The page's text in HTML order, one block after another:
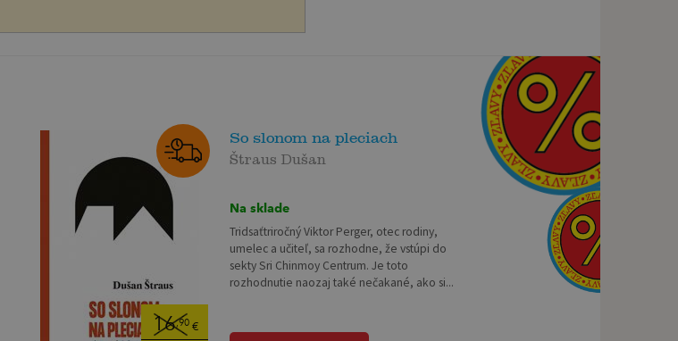
16,90€
So slonom na pleciach
Štraus Dušan
Na sklade
Tridsaťtriročný Viktor Perger, otec rodiny,
umelec a učiteľ, sa rozhodne, že vstúpi do
sekty Sri Chinmoy Centrum. Je toto
rozhodnutie naozaj také nečakané, ako si...